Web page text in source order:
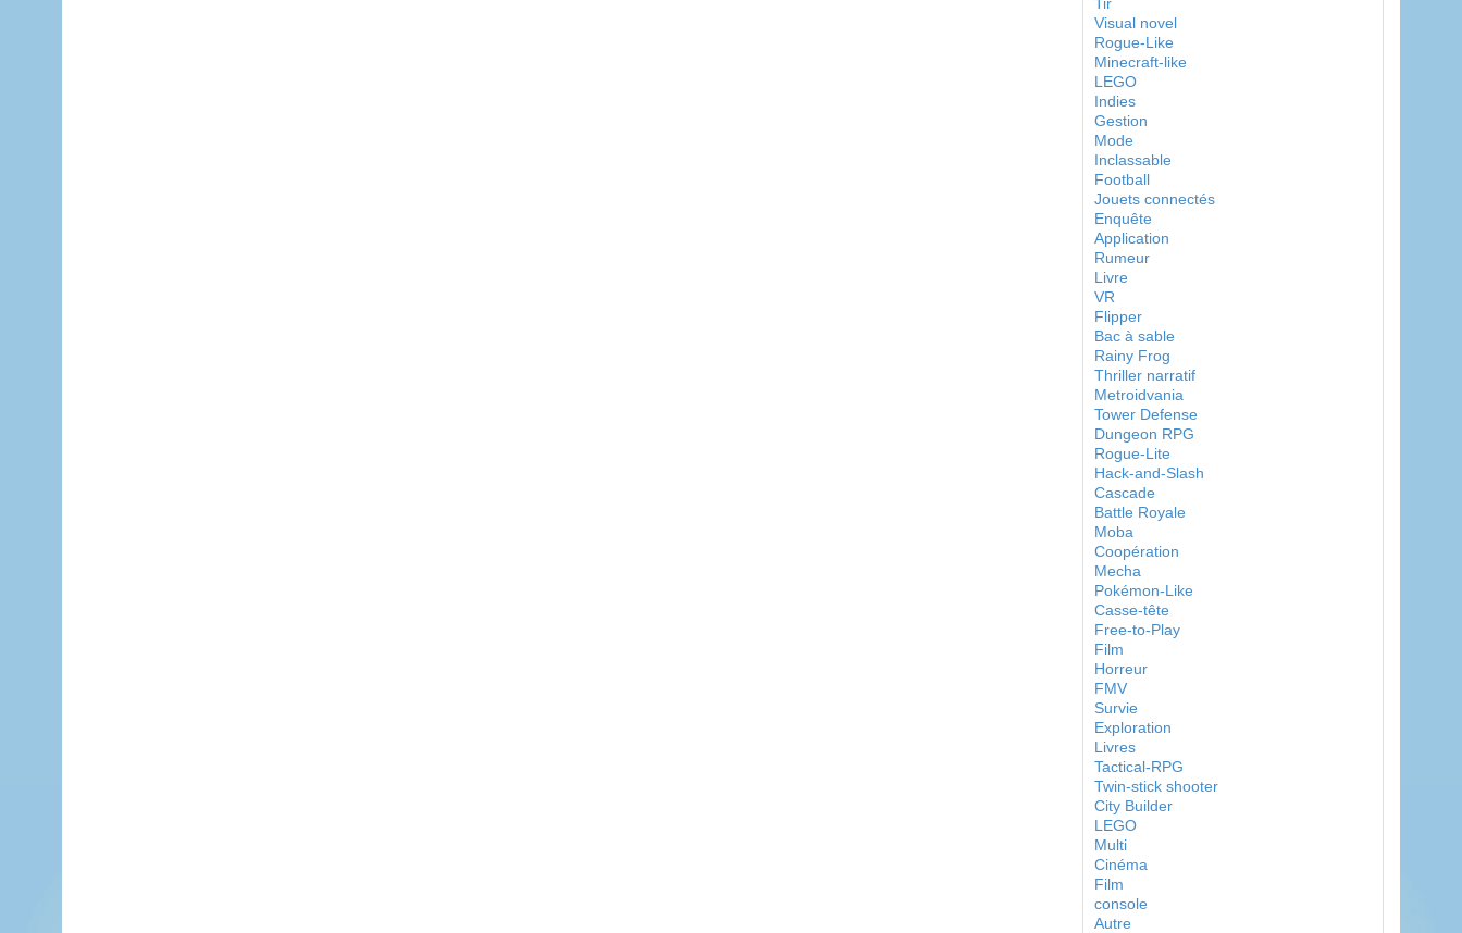
Visual novel
Rogue-Like
Minecraft-like
LEGO
Indies
Gestion
Mode
Inclassable
Football
Jouets connectés
Enquête
Application
Rumeur
Livre
VR
Flipper
Bac à sable
Rainy Frog
Thriller narratif
Metroidvania
Tower Defense
Dungeon RPG
Rogue-Lite
Hack-and-Slash
Cascade
Battle Royale
Moba
Coopération
Mecha
Pokémon-Like
Casse-tête
Free-to-Play
Film
Horreur
FMV
Survie
Exploration
Livres
Tactical-RPG
Twin-stick shooter
City Builder
LEGO
Multi
Cinéma
Film
console
Autre